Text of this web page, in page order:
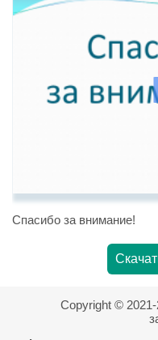
Спасибо за внимание!
Copyright ©